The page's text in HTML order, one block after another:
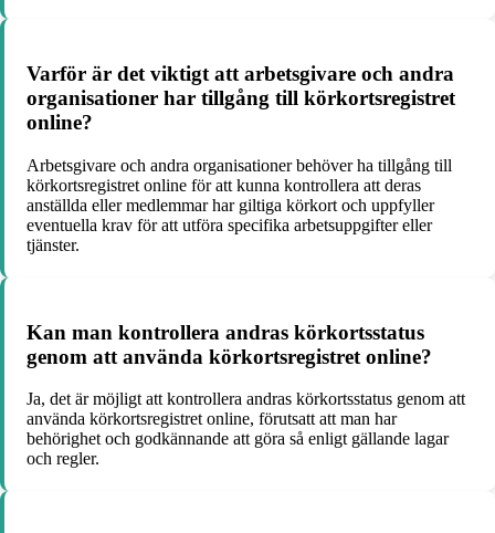
Varför är det viktigt att arbetsgivare och andra
organisationer har tillgång till körkortsregistret
online?
Arbetsgivare och andra organisationer behöver ha tillgång till
körkortsregistret online för att kunna kontrollera att deras
anställda eller medlemmar har giltiga körkort och uppfyller
eventuella krav för att utföra specifika arbetsuppgifter eller
tjänster.
Kan man kontrollera andras körkortsstatus
genom att använda körkortsregistret online?
Ja, det är möjligt att kontrollera andras körkortsstatus genom att
använda körkortsregistret online, förutsatt att man har
behörighet och godkännande att göra så enligt gällande lagar
och regler.